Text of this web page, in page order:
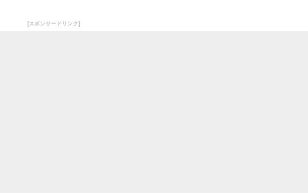
[スポンサードリンク]